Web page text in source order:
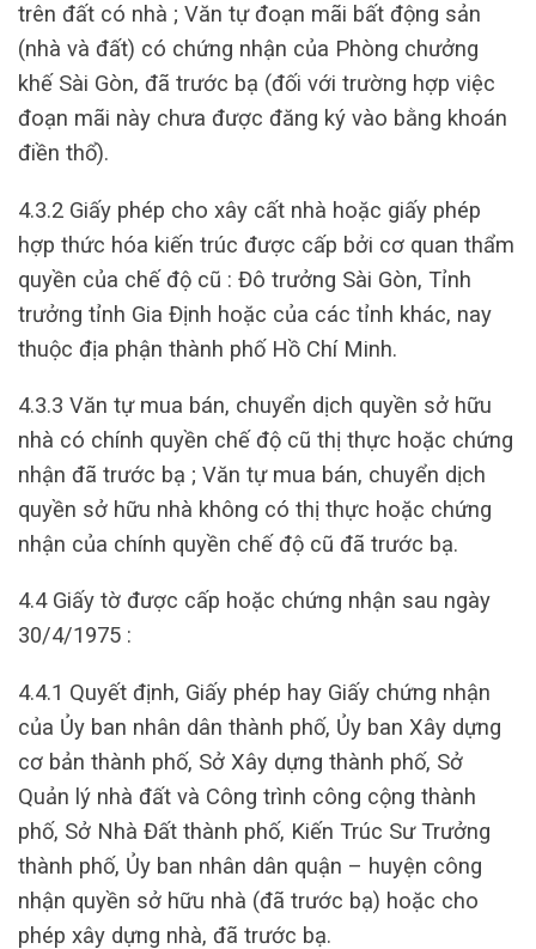
trên đất có nhà ; Văn tự đoạn mãi bất động sản
(nhà và đất) có chứng nhận của Phòng chưởng
khế Sài Gòn, đã trước bạ (đối với trường hợp việc
đoạn mãi này chưa được đăng ký vào bằng khoán
điền thổ).
4.3.2 Giấy phép cho xây cất nhà hoặc giấy phép
hợp thức hóa kiến trúc được cấp bởi cơ quan thẩm
quyền của chế độ cũ : Đô trưởng Sài Gòn, Tỉnh
trưởng tỉnh Gia Định hoặc của các tỉnh khác, nay
thuộc địa phận thành phố Hồ Chí Minh.
4.3.3 Văn tự mua bán, chuyển dịch quyền sở hữu
nhà có chính quyền chế độ cũ thị thực hoặc chứng
nhận đã trước bạ ; Văn tự mua bán, chuyển dịch
quyền sở hữu nhà không có thị thực hoặc chứng
nhận của chính quyền chế độ cũ đã trước bạ.
4.4 Giấy tờ được cấp hoặc chứng nhận sau ngày
30/4/1975 :
4.4.1 Quyết định, Giấy phép hay Giấy chứng nhận
của Ủy ban nhân dân thành phố, Ủy ban Xây dựng
cơ bản thành phố, Sở Xây dựng thành phố, Sở
Quản lý nhà đất và Công trình công cộng thành
phố, Sở Nhà Đất thành phố, Kiến Trúc Sư Trưởng
thành phố, Ủy ban nhân dân quận – huyện công
nhận quyền sở hữu nhà (đã trước bạ) hoặc cho
phép xây dựng nhà, đã trước bạ.